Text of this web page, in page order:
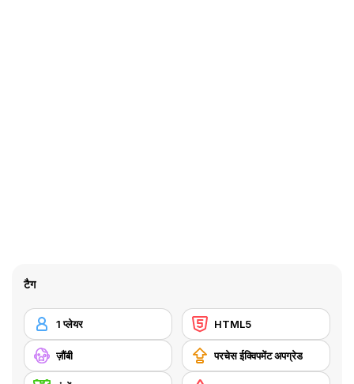
टैग
1 प्लेयर HTML5
ज़ौंबी परचेस ईक्विपमेंट अपग्रेड